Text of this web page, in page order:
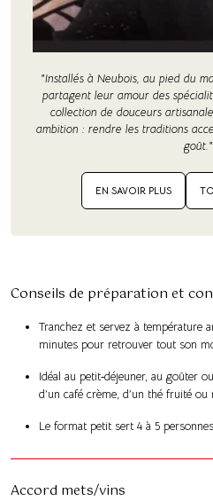
"Installés à Neubois, au pied du
partagent leur amour des
collection de douceurs
ambition : rendre les traditions
goût."
EN SAVOIR PLUS
Conseils de préparation et
Tranchez et servez à température
minutes pour retrouver tout son
Idéal au petit‑déjeuner, au goûter
d’un café crème, d’un thé fruité
Le format petit sert 4 à 5
Accord mets/vins